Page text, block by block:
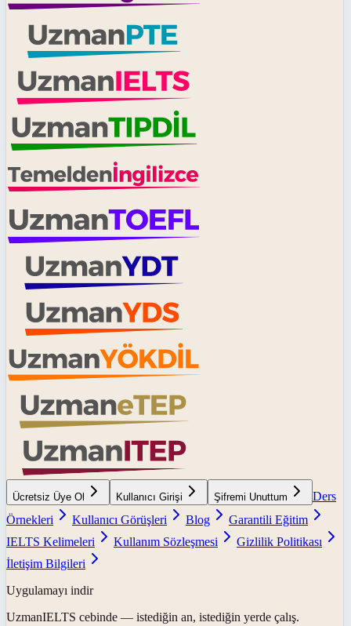
Ücretsiz Üye Ol Kullanıcı Girişi Şifremi Unuttum
Ders
Örnekleri
Kullanıcı Görüşleri Blog
Garantili Eğitim
IELTS Kelimeleri
Kullanım Sözleşmesi
Gizlilik Politikası
İletişim Bilgileri
Uygulamayı indir
UzmanIELTS cebinde — istediğin an, istediğin yerde çalış.